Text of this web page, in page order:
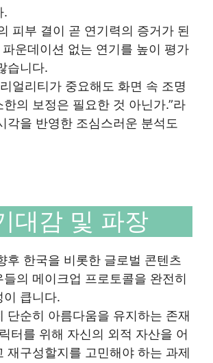
.
피부 결이 곧 연기력의 증거가 된
파운데이션 없는 연기를 높이 평가
습니다.
얼리티가 중요해도 화면 속 조명
의 보정은 필요한 것 아닌가.”라
각을 반영한 조심스러운 분석도
대감 및 파장
후 한국을 비롯한 글로벌 콘텐츠
의 메이크업 프로토콜을 완전히
이 큽니다.
단순히 아름다움을 유지하는 존재
터를 위해 자신의 외적 자산을 어
재구성할지를 고민해야 하는 과제